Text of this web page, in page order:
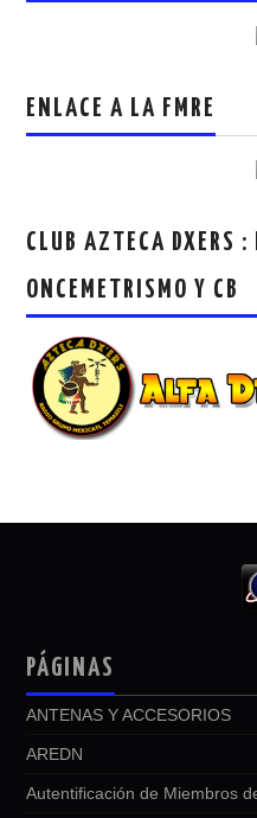
ENLACE A LA FMRE
CLUB AZTECA DXERS :
ONCEMETRISMO Y CB
PÁGINAS
ANTENAS Y ACCESORIOS
AREDN
Autentificación de Miembros